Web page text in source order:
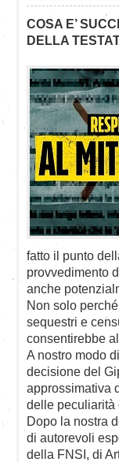
COSA E’
DELLA
fatto il punto
provvedimento
anche
Non solo
sequestri e
consentirebbe
A nostro modo
decisione del
approssimativa
delle peculiarità
Dopo la nostra
di autorevoli
della FNSI, di